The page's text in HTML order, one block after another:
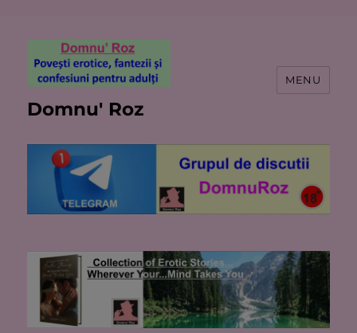
Domnu' Roz
MENU